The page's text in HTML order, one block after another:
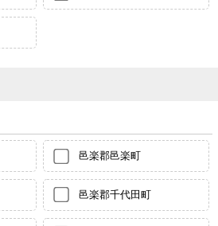
邑楽郡邑楽町
邑楽郡千代田町